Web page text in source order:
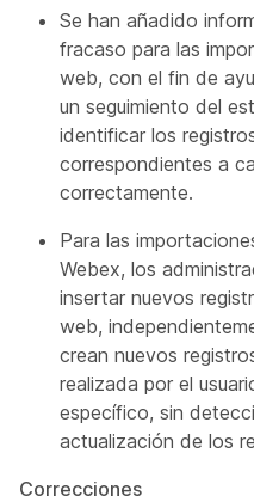
Se han añadido
fracaso para las
web, con el fin de
un seguimiento del
identificar los
correspondientes a
correctamente.
Para las
Webex, los
insertar nuevos
web,
crean nuevos
realizada por el
específico, sin
actualización de los
Correcciones